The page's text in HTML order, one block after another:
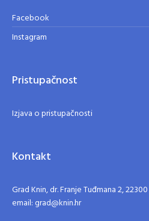
Facebook
Instagram
Pristupačnost
Izjava o pristupačnosti
Kontakt
Grad Knin, dr. Franje Tuđmana 2,
email: grad@knin.hr